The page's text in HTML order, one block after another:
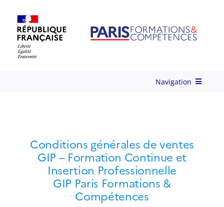
content
Navigation
Nos Services
Formations
Conditions générales de ventes
GIP – Formation Continue et
Insertion Professionnelle
GIP Paris Formations &
Compétences